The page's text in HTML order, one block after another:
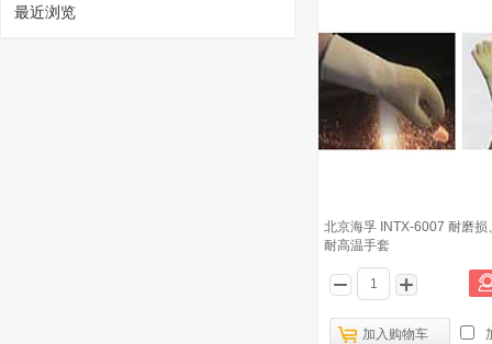
最近浏览
北京海孚 INTX-6007 耐磨损
耐高温手套
加入购物车